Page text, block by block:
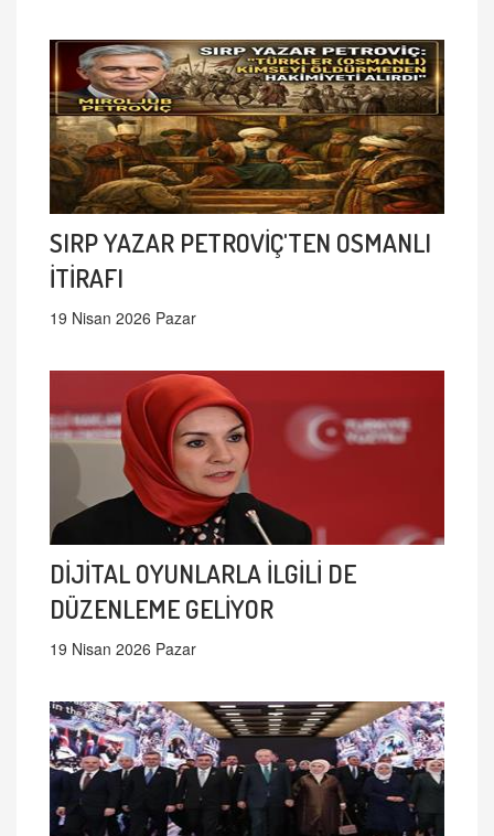
SIRP YAZAR PETROVİÇ'TEN OSMANLI
İTİRAFI
19 Nisan 2026 Pazar
DİJİTAL OYUNLARLA İLGİLİ DE
DÜZENLEME GELİYOR
19 Nisan 2026 Pazar